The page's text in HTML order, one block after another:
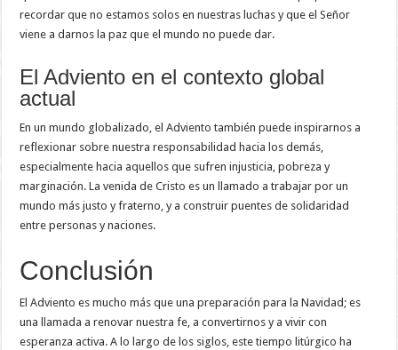
recordar que no estamos solos en nuestras luchas y que el Señor
viene a darnos la paz que el mundo no puede dar.
El Adviento en el contexto global
actual
En un mundo globalizado, el Adviento también puede inspirarnos a
reflexionar sobre nuestra responsabilidad hacia los demás,
especialmente hacia aquellos que sufren injusticia, pobreza y
marginación. La venida de Cristo es un llamado a trabajar por un
mundo más justo y fraterno, y a construir puentes de solidaridad
entre personas y naciones.
Conclusión
El Adviento es mucho más que una preparación para la Navidad; es
una llamada a renovar nuestra fe, a convertirnos y a vivir con
esperanza activa. A lo largo de los siglos, este tiempo litúrgico ha